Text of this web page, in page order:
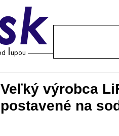
Veľký výrobca
postavené na